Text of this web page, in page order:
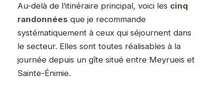
Au-delà de l’itinéraire principal, voici les cinq
randonnées que je recommande
systématiquement à ceux qui séjournent dans
le secteur. Elles sont toutes réalisables à la
journée depuis un gîte situé entre Meyrueis et
Sainte-Énimie.